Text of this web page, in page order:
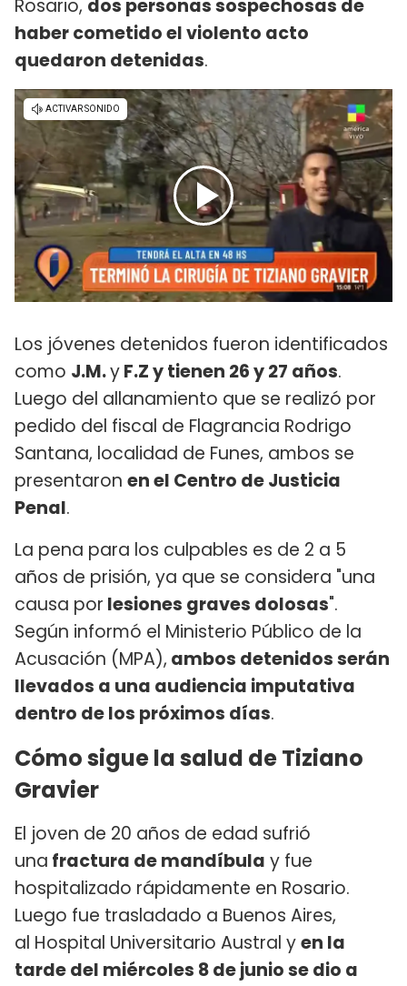
Rosario, dos personas sospechosas de
haber cometido el violento acto
quedaron detenidas.
Los jóvenes detenidos fueron identificados
como J.M.yF.Z y tienen 26 y 27 años.
Luego del allanamiento que se realizó por
pedido del fiscal de Flagrancia Rodrigo
Santana, localidad de Funes, ambos se
presentaron en el Centro de Justicia
Penal.
La pena para los culpables es de 2 a 5
años de prisión, ya que se considera "una
causa por lesiones graves dolosas".
Según informó el Ministerio Público de la
Acusación (MPA), ambos detenidos serán
llevados a una audiencia imputativa
dentro de los próximos días.
Cómo sigue la salud de Tiziano
Gravier
El joven de 20 años de edad sufrió
una fractura de mandíbula y fue
hospitalizado rápidamente en Rosario.
Luego fue trasladado a Buenos Aires,
al Hospital Universitario Austral yen la
tarde del miércoles 8 de junio se dio a